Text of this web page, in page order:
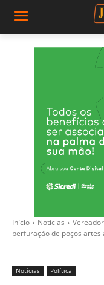
Início Notícias
perfuração de poços
Notícias Política